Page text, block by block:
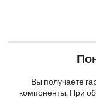
Вы получаете
компоненты. При